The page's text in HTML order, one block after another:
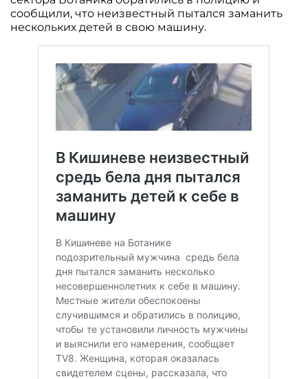
сообщили, что неизвестный пытался заманить
нескольких детей в свою машину.